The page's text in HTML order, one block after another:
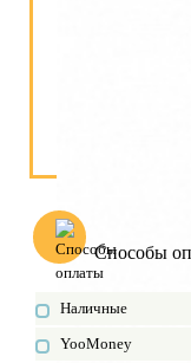
Способы
Наличные
YooMoney